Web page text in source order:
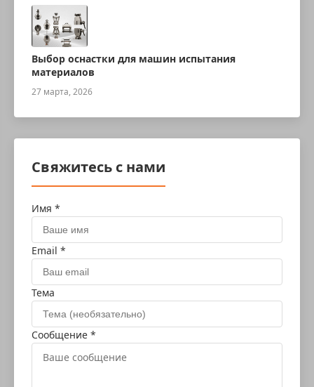
Выбор оснастки для машин испытания
материалов
27 марта, 2026
Свяжитесь с нами
Имя *
Email *
Тема
Сообщение *